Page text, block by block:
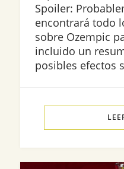
Spoiler:
encontrará todo
sobre Ozempic
incluido un
posibles efectos